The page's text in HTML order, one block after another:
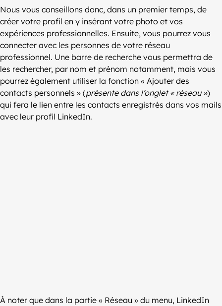
Nous vous conseillons donc, dans un premier temps, de
créer votre profil en y insérant votre photo et vos
expériences professionnelles. Ensuite, vous pourrez vous
connecter avec les personnes de votre réseau
professionnel. Une barre de recherche vous permettra de
les rechercher, par nom et prénom notamment, mais vous
pourrez également utiliser la fonction « Ajouter des
contacts personnels » (présente dans l’onglet « réseau »)
qui fera le lien entre les contacts enregistrés dans vos mails
avec leur profil LinkedIn.
À noter que dans la partie « Réseau » du menu, LinkedIn